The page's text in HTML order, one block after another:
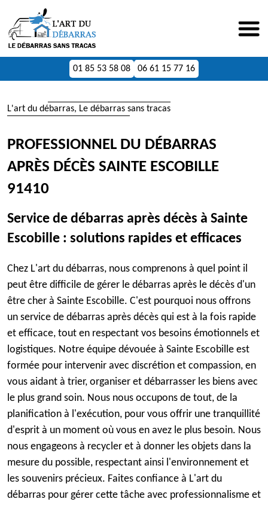
01 85 53 58 08 06 61 15 77 16
L'art du débarras, Le débarras sans tracas
PROFESSIONNEL DU DÉBARRAS
APRÈS DÉCÈS SAINTE ESCOBILLE
91410
Service de débarras après décès à Sainte
Escobille : solutions rapides et efficaces
Chez L'art du débarras, nous comprenons à quel point il
peut être difficile de gérer le débarras après le décès d'un
être cher à Sainte Escobille. C'est pourquoi nous offrons
un service de débarras après décès qui est à la fois rapide
et efficace, tout en respectant vos besoins émotionnels et
logistiques. Notre équipe dévouée à Sainte Escobille est
formée pour intervenir avec discrétion et compassion, en
vous aidant à trier, organiser et débarrasser les biens avec
le plus grand soin. Nous nous occupons de tout, de la
planification à l'exécution, pour vous offrir une tranquillité
d'esprit à un moment où vous en avez le plus besoin. Nous
nous engageons à recycler et à donner les objets dans la
mesure du possible, respectant ainsi l'environnement et
les souvenirs précieux. Faites confiance à L'art du
débarras pour gérer cette tâche avec professionnalisme et